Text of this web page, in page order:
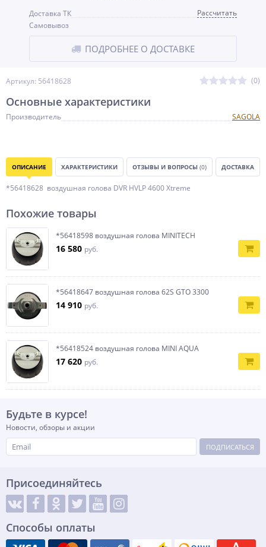
Артикул: 56418628 (0)
Доставка ТК
Рассчитать
Самовывоз
ПОДРОБНЕЕ О ДОСТАВКЕ
Основные характеристики
Производитель SAGOLA
ОПИСАНИЕ ХАРАКТЕРИСТИКИ ОТЗЫВЫ И ВОПРОСЫ (0) ДОСТАВКА
*56418628 воздушная голова DVR HVLP 4600 Xtreme
Похожие товары
*56418598 воздушная голова MINITECH
16 580 руб.
*56418647 воздушная голова 62S GTO 3300
14 910 руб.
*56418524 воздушная голова MINI AQUA
17 620 руб.
Будьте в курсе!
Новости, обзоры и акции
ПОДПИСАТЬСЯ
Присоединяйтесь
Способы оплаты